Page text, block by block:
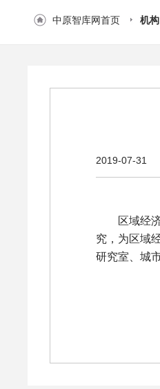
中原智库网首页 机构
2019-07-31
区域经济
究，为区域
研究室、城